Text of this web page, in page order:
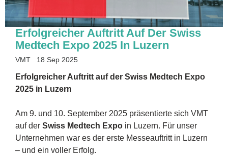
Erfolgreicher Auftritt Auf Der Swiss
Medtech Expo 2025 In Luzern
VMT 18 Sep 2025
Erfolgreicher Auftritt auf der Swiss Medtech Expo
2025 in Luzern
Am 9. und 10. September 2025 präsentierte sich VMT
auf der Swiss Medtech Expo in Luzern. Für unser
Unternehmen war es der erste Messeauftritt in Luzern
– und ein voller Erfolg.